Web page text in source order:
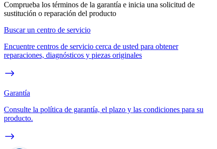
Comprueba los términos de la garantía e inicia una solicitud de
sustitución o reparación del producto
Buscar un centro de servicio
Encuentre centros de servicio cerca de usted para obtener
reparaciones, diagnósticos y piezas originales
Garantía
Consulte la política de garantía, el plazo y las condiciones para su
producto.